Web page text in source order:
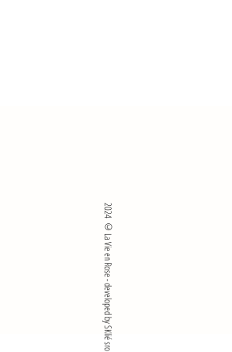
2024 ©La Vie en Rose - developed by SKlié sro